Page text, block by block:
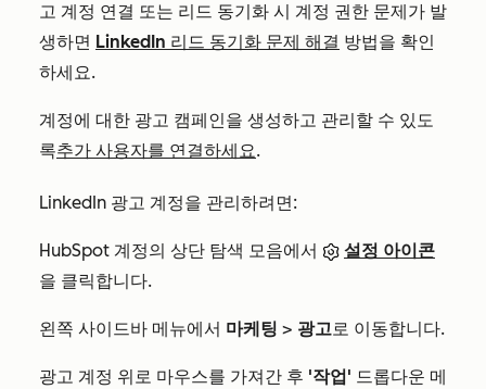
고 계정 연결 또는 리드 동기화 시 계정 권한 문제가 발
생하면 LinkedIn 리드 동기화 문제 해결 방법을 확인
하세요.
계정에 대한 광고 캠페인을 생성하고 관리할 수 있도
록추가 사용자를 연결하세요.
LinkedIn 광고 계정을 관리하려면:
HubSpot 계정의 상단 탐색 모음에서
설정 아이콘
을 클릭합니다.
왼쪽 사이드바 메뉴에서 마케팅 > 광고로 이동합니다.
광고 계정 위로 마우스를 가져간 후 '작업' 드롭다운 메